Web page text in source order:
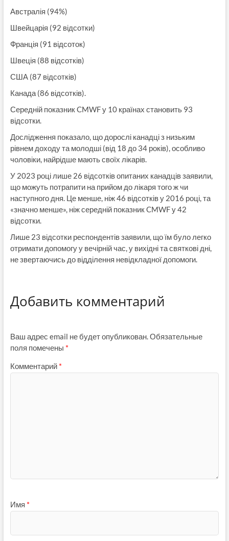
Австралія (94%)
Швейцарія (92 відсотки)
Франція (91 відсоток)
Швеція (88 відсотків)
США (87 відсотків)
Канада (86 відсотків).
Середній показник CMWF у 10 країнах становить 93
відсотки.
Дослідження показало, що дорослі канадці з низьким
рівнем доходу та молодші (від 18 до 34 років), особливо
чоловіки, найрідше мають своїх лікарів.
У 2023 році лише 26 відсотків опитаних канадців заявили,
що можуть потрапити на прийом до лікаря того ж чи
наступного дня. Це менше, ніж 46 відсотків у 2016 році, та
«значно менше», ніж середній показник CMWF у 42
відсотки.
Лише 23 відсотки респондентів заявили, що їм було легко
отримати допомогу у вечірній час, у вихідні та святкові дні,
не звертаючись до відділення невідкладної допомоги.
Добавить комментарий
Ваш адрес email не будет опубликован.Обязательные
поля помечены *
Комментарий *
Имя *